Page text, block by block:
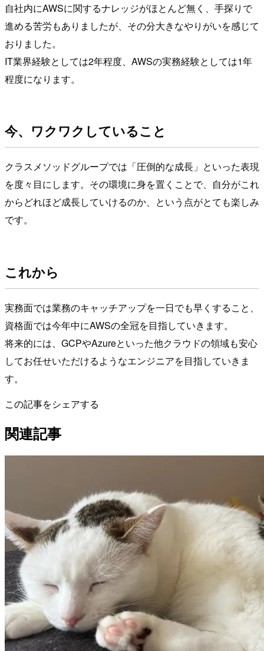
自社内にAWSに関するナレッジがほとんど無く、手探りで
進める苦労もありましたが、その分大きなやりがいを感じて
おりました。
IT業界経験としては2年程度、AWSの実務経験としては1年
程度になります。
今、ワクワクしていること
クラスメソッドグループでは「圧倒的な成長」といった表現
を度々目にします。その環境に身を置くことで、自分がこれ
からどれほど成長していけるのか、という点がとても楽しみ
です。
これから
実務面では業務のキャッチアップを一日でも早くすること、
資格面では今年中にAWSの全冠を目指していきます。
将来的には、GCPやAzureといった他クラウドの領域も安心
してお任せいただけるようなエンジニアを目指していきま
す。
この記事をシェアする
関連記事